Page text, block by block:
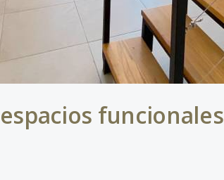
funcionales